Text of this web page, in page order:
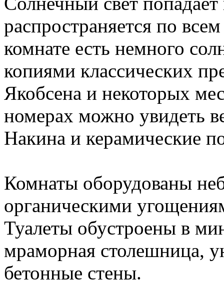
распространяется по
комнате есть немного
копиями классических
Якобсена и некоторых
номерах можно увидеть
Накина и керамические
Комнаты оборудованы
органическими
Туалеты обустроены в
мраморная столешница,
бетонные стены.